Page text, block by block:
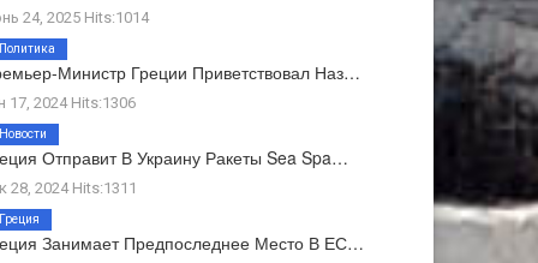
24, 2025 Hits:1014
Министр Греции Приветствовал Наз…
17, 2024 Hits:1306
Политика
Отправит В Украину Ракеты Sea Spa…
28, 2024 Hits:1311
Новости
Занимает Предпоследнее Место В ЕС…
Греция